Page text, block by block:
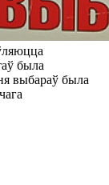
была
выбараў была